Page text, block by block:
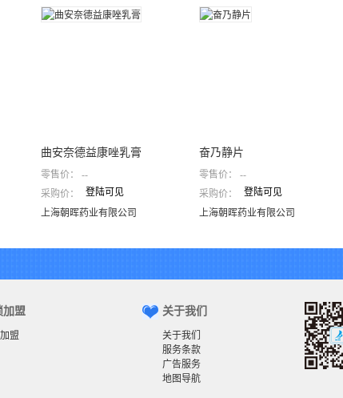
曲安奈德益康唑乳膏
上海朝晖药业有限公司
曲安奈德益康唑乳膏
零售价：
--
采购价：
登陆可见
上海朝晖药业有限公司
奋乃静片
上海朝晖药业有限公司
奋乃静片
零售价：
--
采购价：
登陆可见
上海朝晖药业有限公司
加盟
盟
关于我们
关于我们
服务条款
广告服务
地图导航